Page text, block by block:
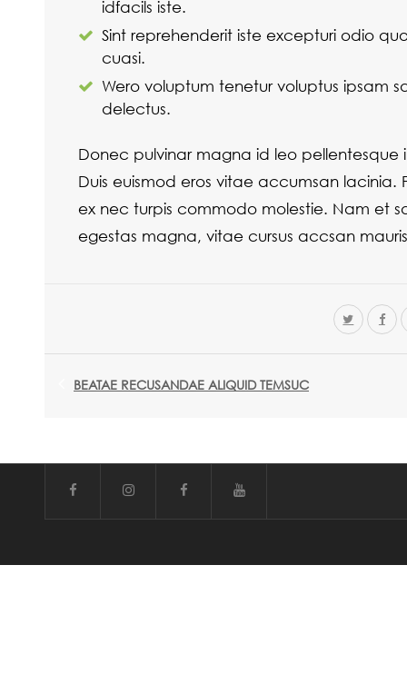
idfacils iste.
Sint reprehenderit iste excepturi odio
cuasi.
Wero voluptum tenetur voluptus ipsam
delectus.
Donec pulvinar magna id leo pellentesque
Duis euismod eros vitae accumsan
ex nec turpis commodo molestie. Nam et
egestas magna, vitae cursus accsan
BEATAE RECUSANDAE ALIQUID TEMSUC